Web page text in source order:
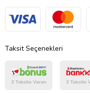
Taksit Seçenekleri